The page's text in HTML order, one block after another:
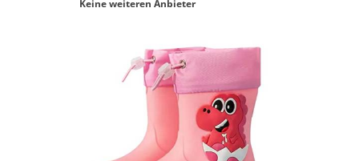
Keine weiteren Anbieter